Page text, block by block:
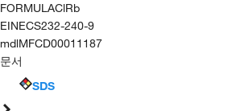
FORMULAClRb
EINECS232-240-9
mdlMFCD00011187
문서
SDS